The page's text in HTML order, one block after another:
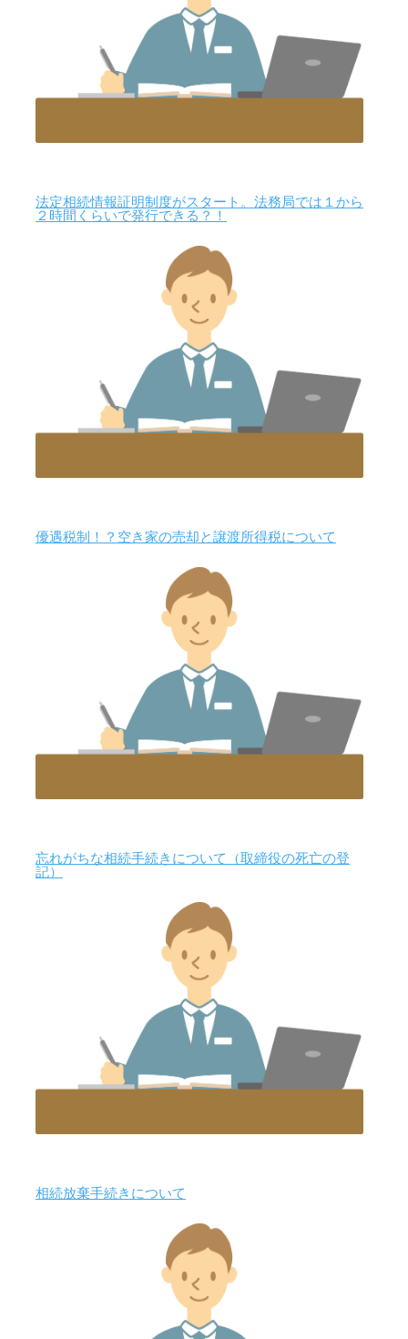
法定相続情報証明制度がスタート。法務局では１から
２時間くらいで発行できる？！
優遇税制！？空き家の売却と譲渡所得税について
忘れがちな相続手続きについて（取締役の死亡の登
記）
相続放棄手続きについて